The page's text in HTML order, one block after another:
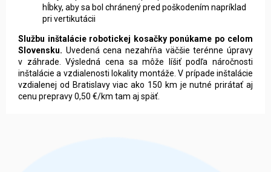
hĺbky, aby sa bol chránený pred poškodením napríklad
pri vertikutácii
Službu inštalácie robotickej kosačky ponúkame po celom
Slovensku. Uvedená cena nezahŕňa väčšie terénne úpravy
v záhrade. Výsledná cena sa môže líšiť podľa náročnosti
inštalácie a vzdialenosti lokality montáže. V prípade inštalácie
vzdialenej od Bratislavy viac ako 150 km je nutné prirátať aj
cenu prepravy 0,50 €/km tam aj späť.